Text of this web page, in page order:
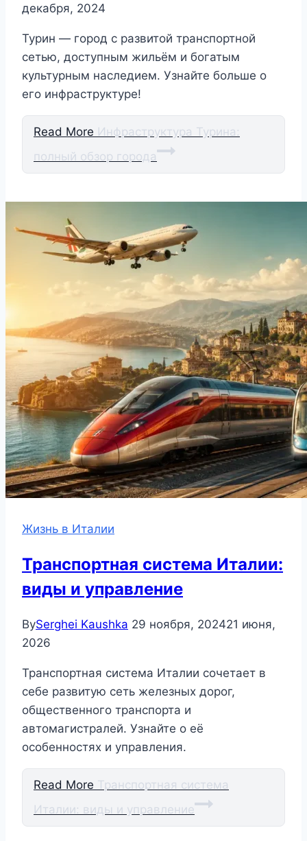
декабря, 2024
Турин — город с развитой транспортной
сетью, доступным жильём и богатым
культурным наследием. Узнайте больше о
его инфраструктуре!
Read More Инфраструктура Турина:
полный обзор города
Жизнь в Италии
Транспортная система Италии:
виды и управление
BySerghei Kaushka 29 ноября, 202421 июня,
2026
Транспортная система Италии сочетает в
себе развитую сеть железных дорог,
общественного транспорта и
автомагистралей. Узнайте о её
особенностях и управления.
Read More Транспортная система
Италии: виды и управление